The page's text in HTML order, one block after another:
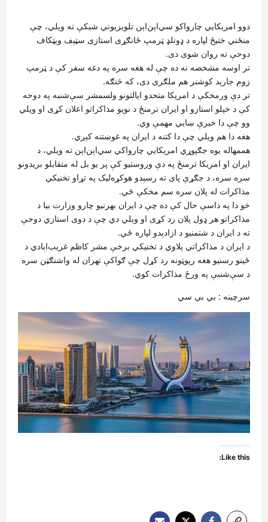
دوو امریکايي چارواکو سي‌اېن‌اېن تلویزیوني شبکې ته ویلي، چې
منځني ختیځ لپاره د ډونلډ ټرمپ ځانګړی استازی سټېف ویټکاف
دوحې ته روان شوی دی.
تر اوسه مشخصه نه ده چې له هغه سره په دغه سفر کې د ټرمپ
زوم جارېد کوشنر هم ملګری دی، که څنګه.‌
تر دې ورمخکې د امریکا متحدو ایالتونو ولسمشر سې‌شنبه په دوحه
کې د خپلو استازو او ایران ترمنځ د نویو مذاکراتو اعلان کړی او ویلي
وو چې دا خبرې ښايي مهمې وي.
هغه دا هم ویلي چې دا کتنه د ایران په غوښتنه کېږي.
هممهاله یوه جګپوړي امریکايي چارواکي سي‌اېن‌اېن ته ویلي، د
ایران او امریکا ترمنځ په دې وروستیو کې پر یو بل له متقابلو بریدونو
سره سره، د جګړې پای ته رسېدو هوکړه‌لیک په تړاو تخنیکي
مذاکرات له پلان سره سم مخکې ځي.‌
خو دا په داسې حال کې ده چې د ایران بهرنیو چارو وزارت بیا د
مذاکراتو هر ډول پلان رد کړی او ویلي دي چې د دوی استازي دوحې
ته د ایران د شتمنیو د ازادېدو لپاره ځي.
د ایران د مذاکراتي پلاوي د تخنیکي برخې مشر کاظم غریب‌ابادي د
ځينو رسنیو هغه رپوټونه رد کړل چې ګواکې تهران له واشنګټن سره
د سې‌شنبې په ورځ مذاکرات کوي.
سرچینه : بي بي سي
Like this: